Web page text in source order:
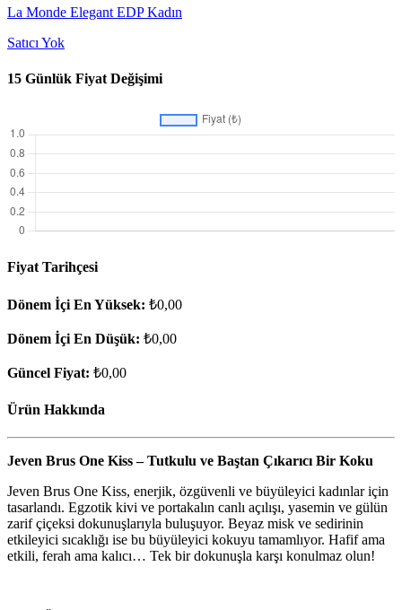
La Monde Elegant EDP Kadın
Satıcı Yok
15 Günlük Fiyat Değişimi
Fiyat Tarihçesi
Dönem İçi En Yüksek: ₺0,00
Dönem İçi En Düşük: ₺0,00
Güncel Fiyat: ₺0,00
Ürün Hakkında
Jeven Brus One Kiss – Tutkulu ve Baştan Çıkarıcı Bir Koku
Jeven Brus One Kiss, enerjik, özgüvenli ve büyüleyici kadınlar için
tasarlandı. Egzotik kivi ve portakalın canlı açılışı, yasemin ve gülün
zarif çiçeksi dokunuşlarıyla buluşuyor. Beyaz misk ve sedirinin
etkileyici sıcaklığı ise bu büyüleyici kokuyu tamamlıyor. Hafif ama
etkili, ferah ama kalıcı… Tek bir dokunuşla karşı konulmaz olun!